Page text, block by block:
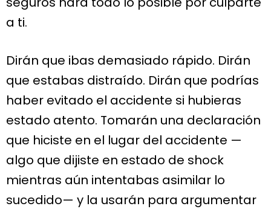
a ti.
Dirán que ibas demasiado rápido. Dirán
que estabas distraído. Dirán que podrías
haber evitado el accidente si hubieras
estado atento. Tomarán una declaración
que hiciste en el lugar del accidente —
algo que dijiste en estado de shock
mientras aún intentabas asimilar lo
sucedido— y la usarán para argumentar